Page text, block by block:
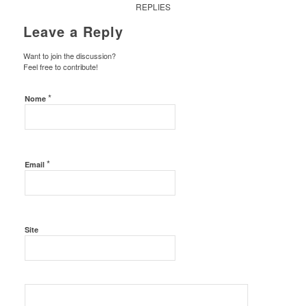
REPLIES
Leave a Reply
Want to join the discussion?
Feel free to contribute!
Nome *
Email *
Site